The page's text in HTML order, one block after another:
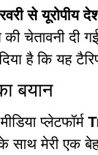
से यूरोपीय
चेतावनी दी
है कि यह
बयान
प्लेटफॉर्म
मेरी एक